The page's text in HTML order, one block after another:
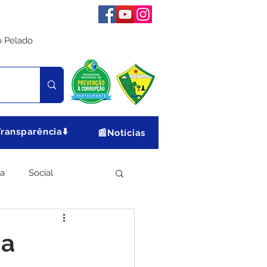
Pelado
📰Notícias
Social
Meio Ambiente